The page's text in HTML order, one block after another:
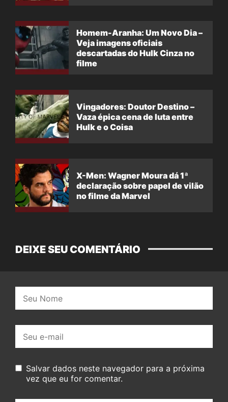
Homem-Aranha: Um Novo Dia –
Veja imagens oficiais
descartadas do Hulk Cinza no
filme
Vingadores: Doutor Destino –
Vaza épica cena de luta entre
Hulk e o Coisa
X-Men: Wagner Moura dá 1ª
declaração sobre papel de vilão
no filme da Marvel
DEIXE SEU COMENTÁRIO
mail:
Salvar dados neste navegador para a próxima
vez que eu for comentar.